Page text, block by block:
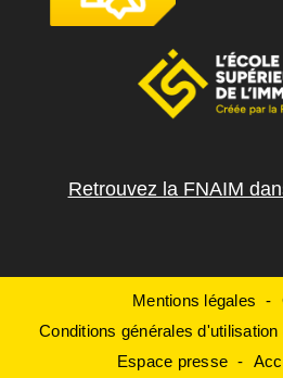
Retrouvez la FNAIM
Mentions légales
Conditions générales d'utilisation
Espace presse